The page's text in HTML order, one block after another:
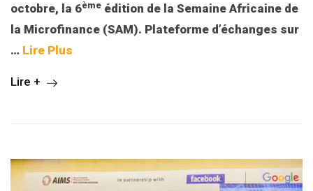
octobre, la 6ème édition de la Semaine Africaine de
la Microfinance (SAM). Plateforme d’échanges sur
… Lire Plus
Lire +